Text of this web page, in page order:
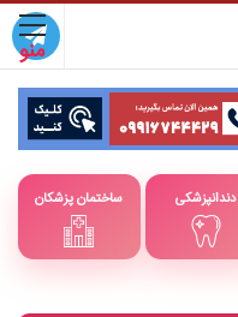
ساختمان پزشکان دندانپزشکی